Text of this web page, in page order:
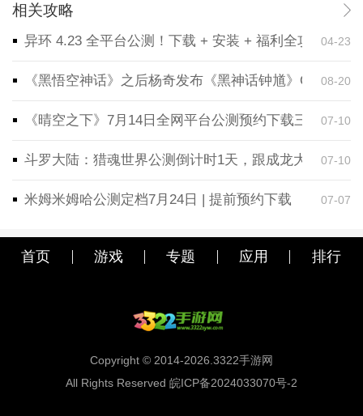
相关攻略
异环 4.23 全平台公测！下载 + 安装 + 福利全攻略，一
04-23
《黑悟空神话》之后杨奇发布《黑神话钟馗》CG！预
08-20
《晴空之下》7月14日全网平台公测预约下载三端同步
07-10
斗罗大陆：猎魂世界公测倒计时1天，跟成龙大哥一起
07-10
米姆米姆哈公测定档7月24日 | 提前预约下载 07-07
首页 游戏 专题 应用 排行
Copyright © 2014-2026.3322手游网
All Rights Reserved 皖ICP备2024033070号-2